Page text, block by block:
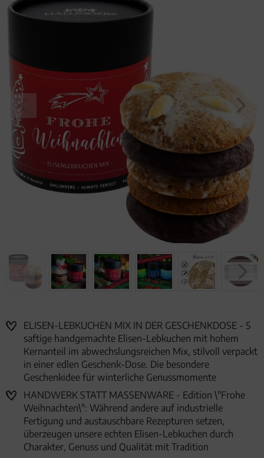
hoher Kernantei
ELISEN-LEBKUCHEN MIX IN DER GESCHENKDOSE - 5
saftige handgemachte Elisen-Lebkuchen mit hohem
Kernanteil im abwechslungsreichen Mix, stilvoll verpackt
in einer edlen Geschenk-Dose. Die besondere
Geschenkidee für winterliche Genussmomente
HANDWERK STATT MASSENWARE - Edition \"Frohe
Weihnachten\": Während andere auf industrielle
Fertigung und austauschbare Rezepturen setzen,
überzeugen unsere echten Elisen-Lebkuchen durch
Charakter, Genuss und Qualität mit Tradition
Geburtstag